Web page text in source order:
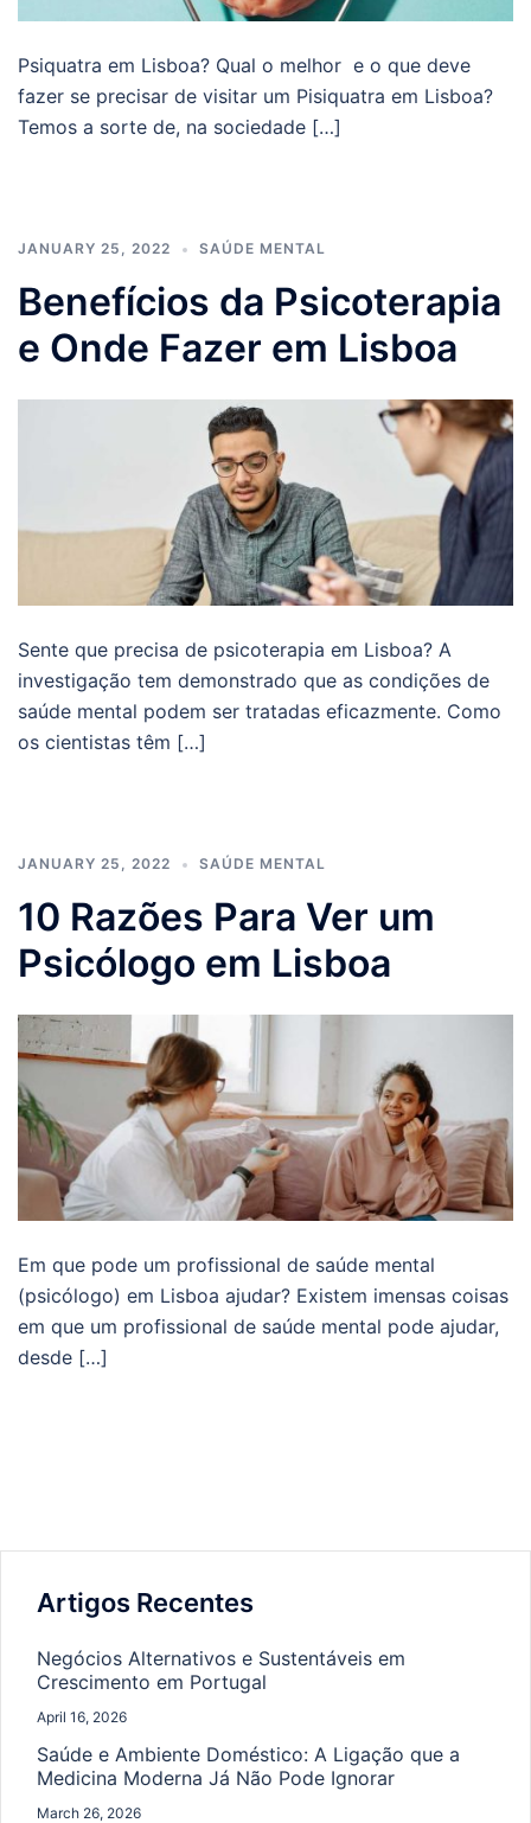
Psiquatra em Lisboa? Qual o melhor e o que deve
fazer se precisar de visitar um Pisiquatra em Lisboa?
Temos a sorte de, na sociedade […]
JANUARY 25, 2022 SAÚDE MENTAL
Benefícios da Psicoterapia
e Onde Fazer em Lisboa
Sente que precisa de psicoterapia em Lisboa? A
investigação tem demonstrado que as condições de
saúde mental podem ser tratadas eficazmente. Como
os cientistas têm […]
JANUARY 25, 2022 SAÚDE MENTAL
10 Razões Para Ver um
Psicólogo em Lisboa
Em que pode um profissional de saúde mental
(psicólogo) em Lisboa ajudar? Existem imensas coisas
em que um profissional de saúde mental pode ajudar,
desde […]
Artigos Recentes
Negócios Alternativos e Sustentáveis em
Crescimento em Portugal
April 16, 2026
Saúde e Ambiente Doméstico: A Ligação que a
Medicina Moderna Já Não Pode Ignorar
March 26, 2026